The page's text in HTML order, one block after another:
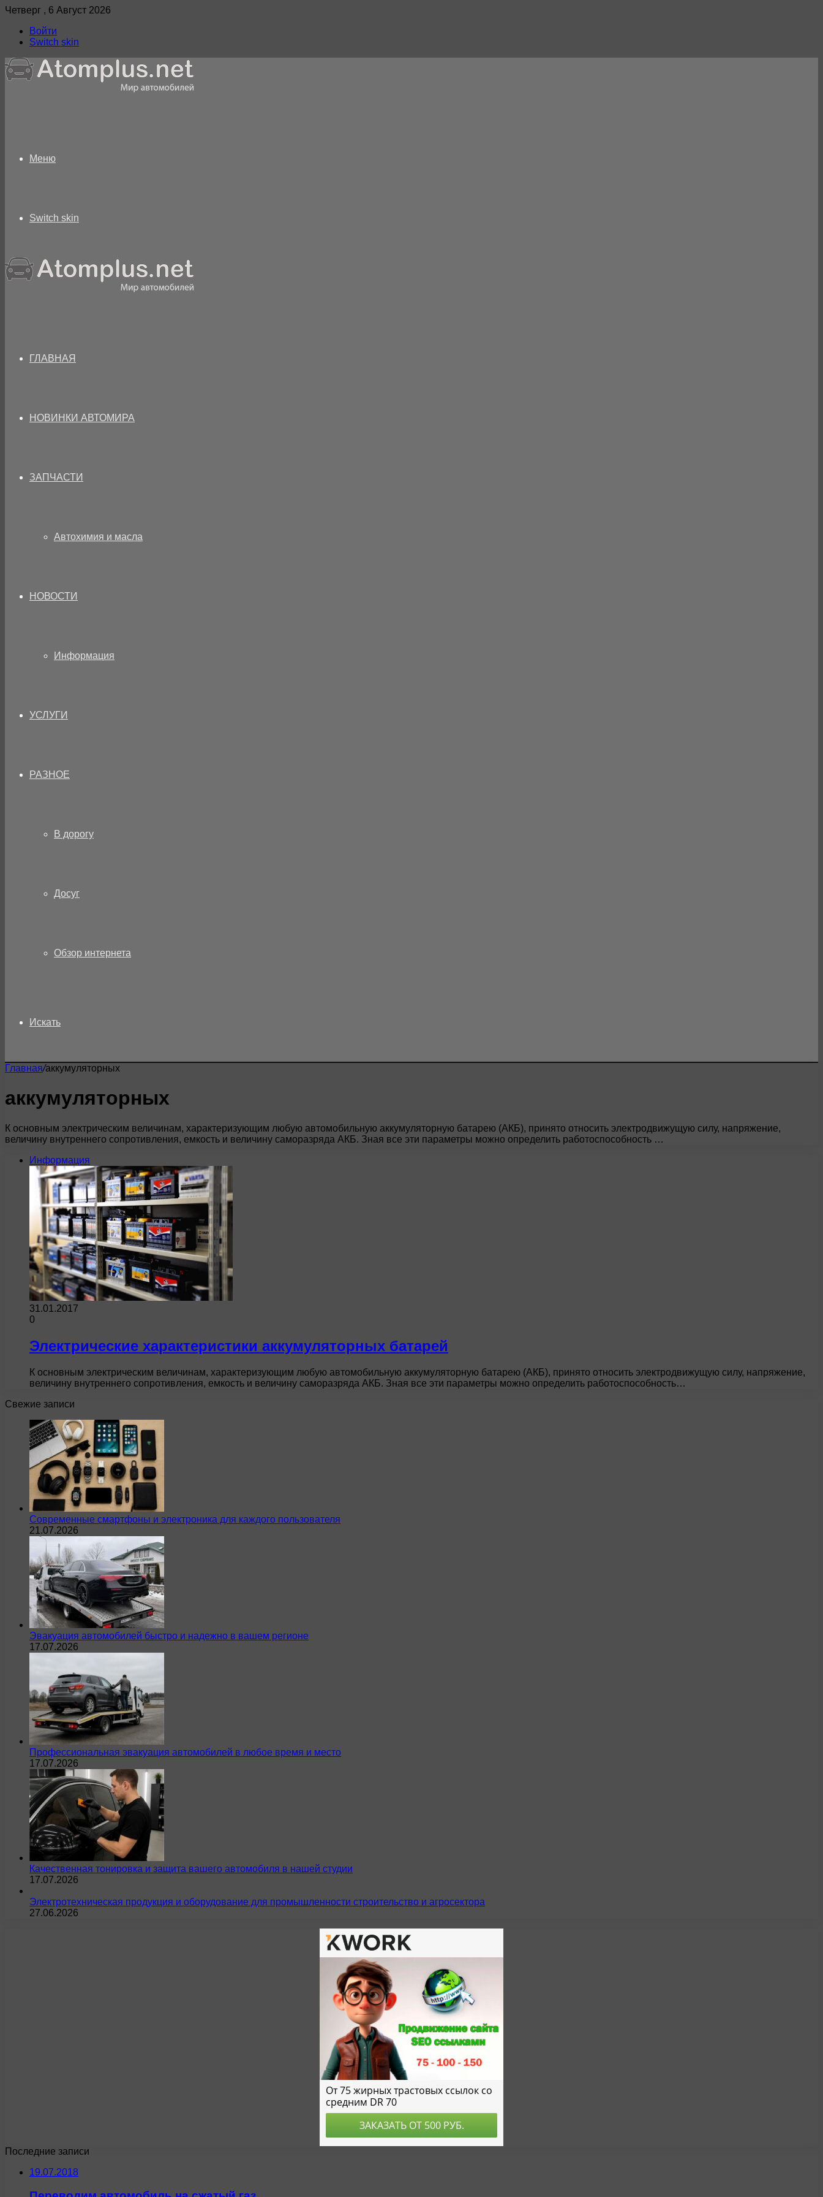
Четверг , 6 Август 2026
Войти
Switch skin
Меню
Switch skin
ГЛАВНАЯ
НОВИНКИ АВТОМИРА
ЗАПЧАСТИ
Автохимия и масла
НОВОСТИ
Информация
УСЛУГИ
РАЗНОЕ
В дорогу
Досуг
Обзор интернета
Искать
Главная/аккумуляторных
аккумуляторных
К основным электрическим величинам, характеризующим любую автомобильную аккумуляторную батарею (АКБ), принято относить электродвижущую силу, напряжение,
величину внутреннего сопротивления, емкость и величину саморазряда АКБ. Зная все эти параметры можно определить работоспособность …
Информация
31.01.2017
0
Электрические характеристики аккумуляторных батарей
К основным электрическим величинам, характеризующим любую автомобильную аккумуляторную батарею (АКБ), принято относить электродвижущую силу, напряжение,
величину внутреннего сопротивления, емкость и величину саморазряда АКБ. Зная все эти параметры можно определить работоспособность…
Свежие записи
Современные смартфоны и электроника для каждого пользователя
21.07.2026
Эвакуация автомобилей быстро и надежно в вашем регионе
17.07.2026
Профессиональная эвакуация автомобилей в любое время и место
17.07.2026
Качественная тонировка и защита вашего автомобиля в нашей студии
17.07.2026
Электротехническая продукция и оборудование для промышленности строительство и агросектора
27.06.2026
Последние записи
19.07.2018